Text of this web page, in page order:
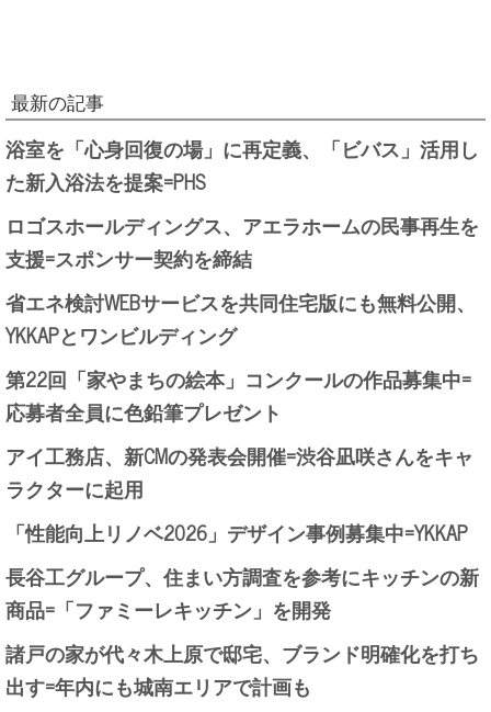
最新の記事
浴室を「心身回復の場」に再定義、「ビバス」活用し
た新入浴法を提案=PHS
ロゴスホールディングス、アエラホームの民事再生を
支援=スポンサー契約を締結
省エネ検討WEBサービスを共同住宅版にも無料公開、
YKKAPとワンビルディング
第22回「家やまちの絵本」コンクールの作品募集中=
応募者全員に色鉛筆プレゼント
アイ工務店、新CMの発表会開催=渋谷凪咲さんをキャ
ラクターに起用
「性能向上リノベ2026」デザイン事例募集中=YKKAP
長谷工グループ、住まい方調査を参考にキッチンの新
商品=「ファミーレキッチン」を開発
諸戸の家が代々木上原で邸宅、ブランド明確化を打ち
出す=年内にも城南エリアで計画も